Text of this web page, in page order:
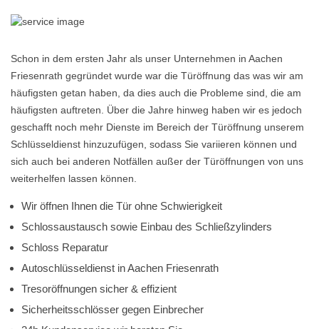
Schon in dem ersten Jahr als unser Unternehmen in Aachen
Friesenrath gegründet wurde war die Türöffnung das was wir am
häufigsten getan haben, da dies auch die Probleme sind, die am
häufigsten auftreten. Über die Jahre hinweg haben wir es jedoch
geschafft noch mehr Dienste im Bereich der Türöffnung unserem
Schlüsseldienst hinzuzufügen, sodass Sie variieren können und
sich auch bei anderen Notfällen außer der Türöffnungen von uns
weiterhelfen lassen können.
Wir öffnen Ihnen die Tür ohne Schwierigkeit
Schlossaustausch sowie Einbau des Schließzylinders
Schloss Reparatur
Autoschlüsseldienst in Aachen Friesenrath
Tresoröffnungen sicher & effizient
Sicherheitsschlösser gegen Einbrecher